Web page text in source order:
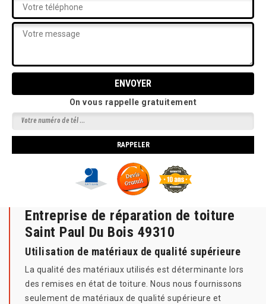
On vous rappelle gratuitement
Entreprise de réparation de toiture
Saint Paul Du Bois 49310
Utilisation de matériaux de qualité supérieure
La qualité des matériaux utilisés est déterminante lors
des remises en état de toiture. Nous nous fournissons
seulement de matériaux de qualité supérieure et